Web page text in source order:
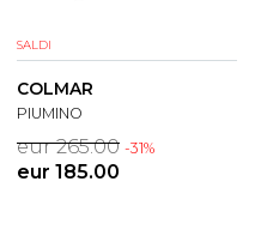
SALDI
COLMAR
PIUMINO
eur 265.00 -31%
eur 185.00